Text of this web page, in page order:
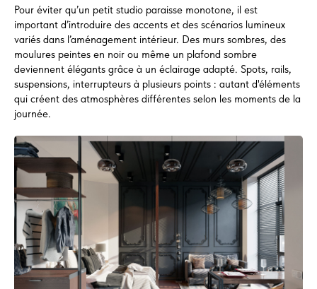
Pour éviter qu’un petit studio paraisse monotone, il est
important d’introduire des accents et des scénarios lumineux
variés dans l’aménagement intérieur. Des murs sombres, des
moulures peintes en noir ou même un plafond sombre
deviennent élégants grâce à un éclairage adapté. Spots, rails,
suspensions, interrupteurs à plusieurs points : autant d'éléments
qui créent des atmosphères différentes selon les moments de la
journée.